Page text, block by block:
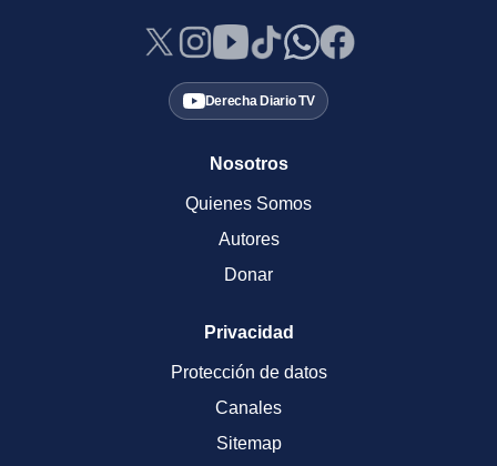
Derecha Diario TV
Nosotros
Quienes Somos
Autores
Donar
Privacidad
Protección de datos
Canales
Sitemap